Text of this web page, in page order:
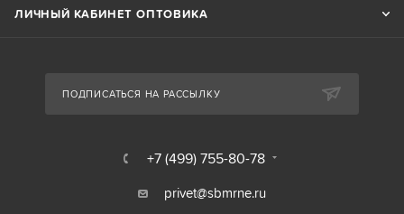
ЛИЧНЫЙ КАБИНЕТ ОПТОВИКА
ПОДПИСАТЬСЯ НА РАССЫЛКУ
+7 (499) 755-80-78
privet@sbmrne.ru